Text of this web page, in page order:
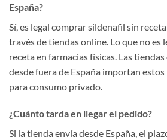
España?
Sí, es legal comprar sildenafil sin
través de tiendas online. Lo que no es
receta en farmacias físicas. Las
desde fuera de España importan
para consumo privado.
¿Cuánto tarda en llegar el pedido?
Si la tienda envía desde España, el